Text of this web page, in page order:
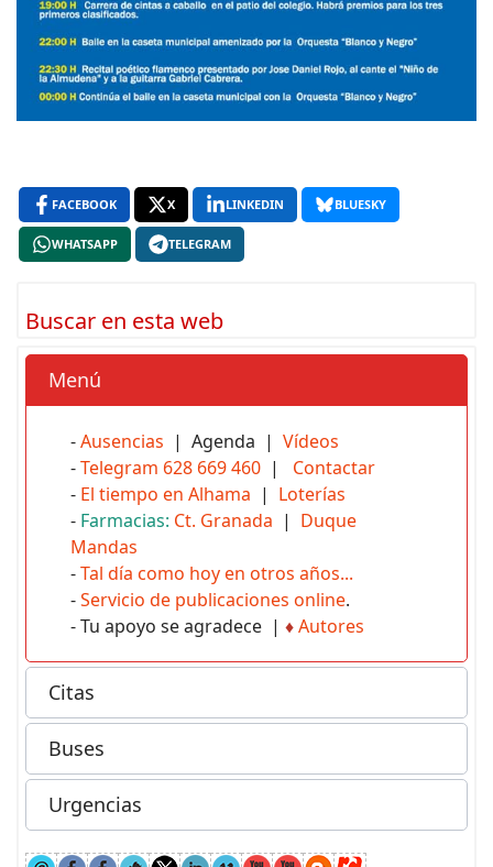
FACEBOOK X LINKEDIN BLUESKY
WHATSAPP TELEGRAM
Buscar en esta web
Menú
-Ausencias | Agenda | Vídeos
-Telegram 628 669 460 | Contactar
- El tiempo en Alhama | Loterías
- Farmacias: Ct. Granada | Duque
Mandas
-Tal día como hoy en otros años...
-Servicio de publicaciones online.
- Tu apoyo se agradece | ♦Autores
Citas
Buses
Urgencias